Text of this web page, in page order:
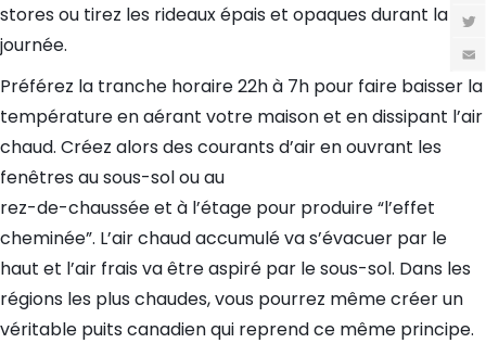
stores ou tirez les rideaux épais et opaques durant la
journée.
Préférez la tranche horaire 22h à 7h pour faire baisser la
température en aérant votre maison et en dissipant l’air
chaud. Créez alors des courants d’air en ouvrant les
fenêtres au sous-sol ou au
rez-de-chaussée et à l’étage pour produire “l’effet
cheminée”. L’air chaud accumulé va s’évacuer par le
haut et l’air frais va être aspiré par le sous-sol. Dans les
régions les plus chaudes, vous pourrez même créer un
véritable puits canadien qui reprend ce même principe.